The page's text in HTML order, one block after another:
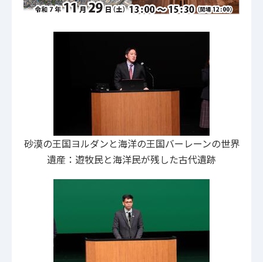
砂漠の王国ヨルダンと海洋の王国バーレーンの世界
遺産：遊牧民と海洋民が残した古代遺跡